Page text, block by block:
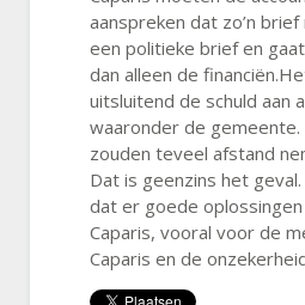
aanspreken dat zo’n
een politieke brief en
dan alleen de
uitsluitend de schuld aan
waaronder de
zouden teveel afstand
Dat is geenzins het
dat er goede
Caparis, vooral voor de
Caparis en de